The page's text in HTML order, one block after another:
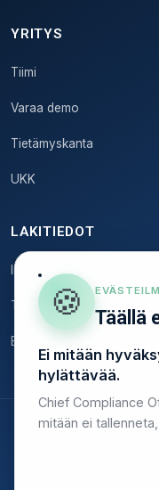
🍪 Täällä
Ei mitään
hylättävää.
Chief Compliance
mitään ei
YRITYS
Tiimi
Varaa demo
Tietämyskanta
UKK
LAKITIEDOT
Impressum
Tietosuoja
Ehdot
Made in Germany ·